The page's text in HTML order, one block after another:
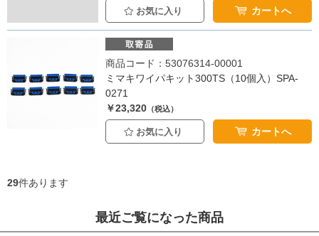
お気に入り カートへ
商品コード：53076314-00001
ミマキワイパキット300TS（10個入）SPA-
0271
￥23,320 （税込）
お気に入り カートへ
29件あります
最近ご覧になった商品